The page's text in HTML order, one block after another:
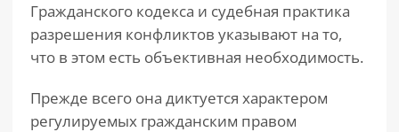
Гражданского кодекса и судебная практика
разрешения конфликтов указывают на то,
что в этом есть объективная необходимость.
Прежде всего она диктуется характером
регулируемых гражданским правом